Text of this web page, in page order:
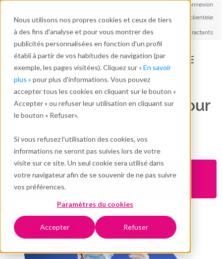
Nous utilisons nos propres cookies et ceux de tiers
à des fins d'analyse et pour vous montrer des
publicités personnalisées en fonction d'un profil
établi à partir de vos habitudes de navigation (par
exemple, les pages visitées). Cliquez sur « En savoir
plus » pour plus d'informations. Vous pouvez
accepter tous les cookies en cliquant sur le bouton «
Accepter » ou refuser leur utilisation en cliquant sur
le bouton « Refuser».
Si vous refusez l'utilisation des cookies, vos
informations ne seront pas suivies lors de votre
visite sur ce site. Un seul cookie sera utilisé dans
votre navigateur afin de se souvenir de ne pas suivre
vos préférences.
Paramètres du cookies
Accepter Refuser
Travailler avec nous
A propos de nous
Connexion
Service à la clientèle
Soutien aux contractants
CTAIMA, une solution pour
le secteur de la santé
DEMANDE D'INFORMATIONS